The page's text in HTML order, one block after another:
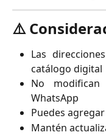
⚠️
Las
catálogo digital
No
WhatsApp
Puedes
Mantén